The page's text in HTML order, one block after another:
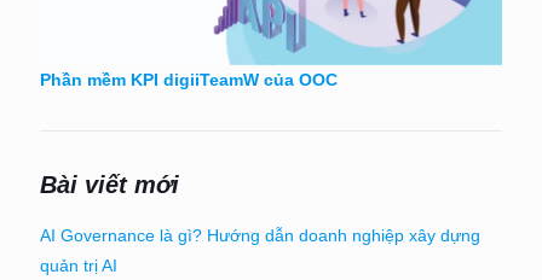
Phần mềm KPI digiiTeamW của OOC
Bài viết mới
AI Governance là gì? Hướng dẫn doanh nghiệp xây dựng
quản trị AI